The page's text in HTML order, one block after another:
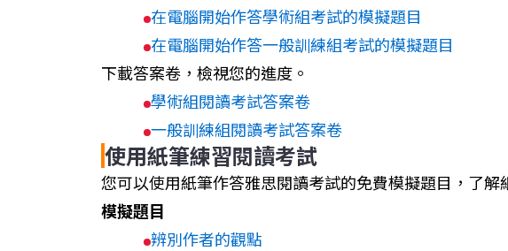
在電腦開始作答學術組考試的模擬題目
在電腦開始作答一般訓練組考試的模擬題目
下載答案卷，檢視您的進度。
學術組閱讀考試答案卷
一般訓練組閱讀考試答案卷
使用紙筆練習閱讀考試
您可以使用紙筆作答雅思閱讀考試的免費模擬題目，了解
模擬題目
辨別作者的觀點